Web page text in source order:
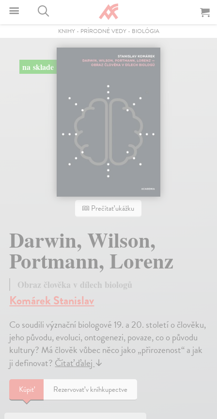
KNIHY- PRÍRODNÉ VEDY- BIOLÓGIA
na sklade
Prečítať ukážku
Darwin, Wilson,
Portmann, Lorenz
Obraz člověka v dílech biologů
Komárek Stanislav
Co soudili význační biologové 19. a 20. století o člověku,
jeho původu, evoluci, ontogenezi, povaze, co o původu
kultury? Má člověk vůbec něco jako „přirozenost“ a jak
ji definovat? Čítať ďalej ↓
Kúpiť Rezervovať v kníhkupectve